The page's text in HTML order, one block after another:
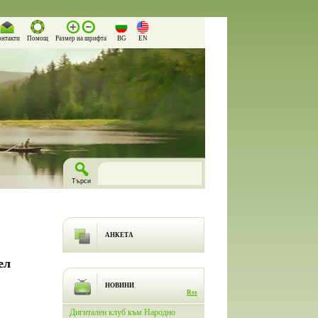
Помощ Размер на шрифта BG EN
АНКЕТА
НОВИНИ
Rss
Дигитален клуб към Народно